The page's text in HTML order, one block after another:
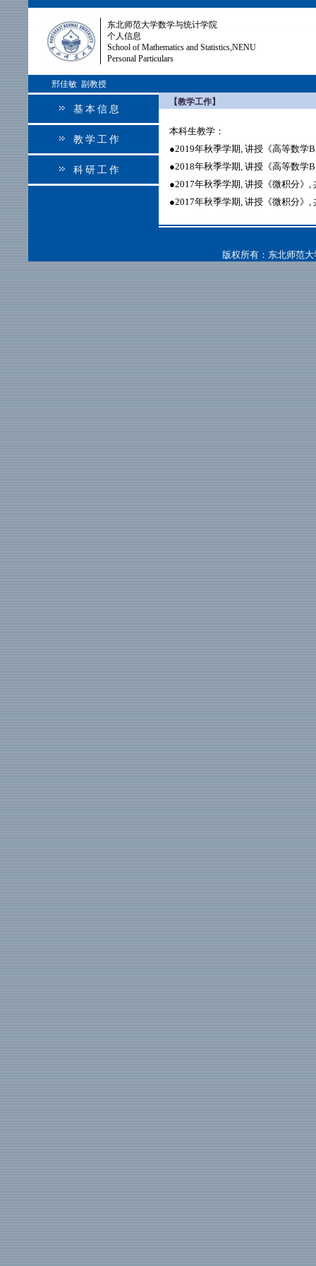
东北师范大学数学与统计学院
个人信息
School of Mathematics and Statistics,NENU
Personal Particulars
邢佳敏 副教授
基本信息
教学工作
科研工作
【教学工作】
本科生教学：
●2019年秋季学期, 讲授《高等数学
●2018年秋季学期, 讲授《高等数学
●2017年秋季学期, 讲授《微积分》,
●2017年秋季学期, 讲授《微积分》,
版权所有：东北师范